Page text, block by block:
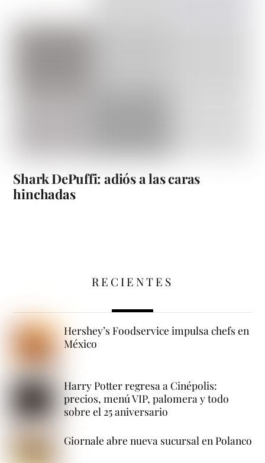
Shark DePuffi: adiós a las caras
hinchadas
RECIENTES
Hershey’s Foodservice impulsa chefs en
México
Harry Potter regresa a Cinépolis:
precios, menú VIP, palomera y todo
sobre el 25 aniversario
Giornale abre nueva sucursal en Polanco